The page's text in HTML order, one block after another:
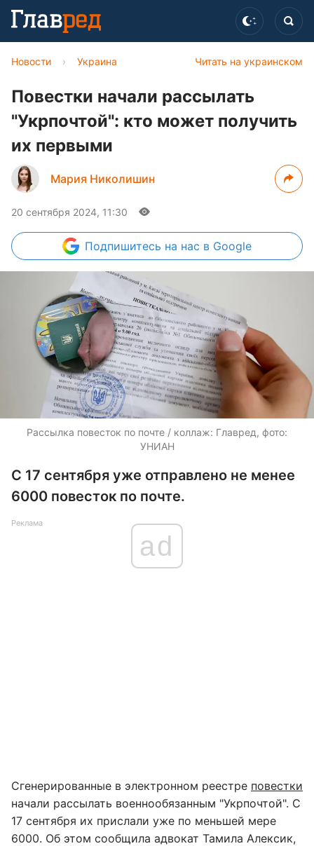
Читать на украинском
Новости › Украина
Повестки начали рассылать
"Укрпочтой": кто может получить
их первыми
Мария Николишин
20 сентября 2024, 11:30
Подпишитесь на нас в Google
Рассылка повесток по почте / коллаж: Главред, фото:
УНИАН
С 17 сентября уже отправлено не менее
6000 повесток по почте.
Реклама
ad
Сгенерированные в электронном реестре повестки
начали рассылать военнообязанным "Укрпочтой". С
17 сентября их прислали уже по меньшей мере
6000. Об этом сообщила адвокат Тамила Алексик,